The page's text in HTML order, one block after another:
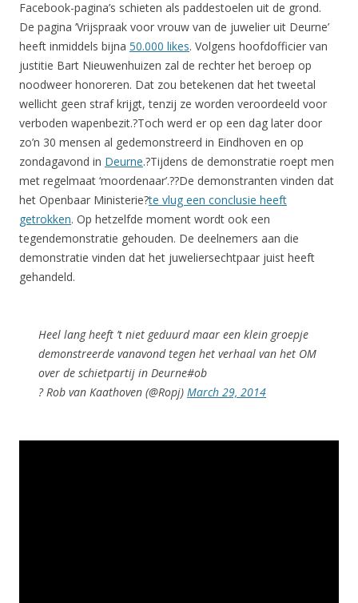
Facebook-pagina’s schieten als paddestoelen uit de grond.
De pagina ‘Vrijspraak voor vrouw van de juwelier uit Deurne’
heeft inmiddels bijna 50.000 likes. Volgens hoofdofficier van
justitie Bart Nieuwenhuizen zal de rechter het beroep op
noodweer honoreren. Dat zou betekenen dat het tweetal
wellicht geen straf krijgt, tenzij ze worden veroordeeld voor
verboden wapenbezit.?Toch werd er op een dag later door
zo’n 30 mensen al gedemonstreerd in Eindhoven en op
zondagavond in Deurne.?Tijdens de demonstratie roept men
met regelmaat ‘moordenaar’.??De demonstranten vinden dat
het Openbaar Ministerie?te vlug een conclusie heeft
getrokken. Op hetzelfde moment wordt ook een
tegendemonstratie gehouden. De deelnemers aan die
demonstratie vinden dat het juweliersechtpaar juist heeft
gehandeld.
Heel lang heeft ’t niet geduurd maar een klein groepje
demonstreerde vanavond tegen het verhaal van het OM
over de schietpartij in Deurne#ob
? Rob van Kaathoven (@Ropj) March 29, 2014